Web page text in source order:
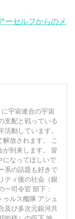
ーセルフからのメ
宇宙連合の宇宙
支配と戦っている
動しています。
放されます。 こ
が到来します。 皆
になってほしいで
系の話題も好きで
ティ後の社会（銀
一司令官 部下：
ルス艦隊 アシュ
及び多次元銀河共